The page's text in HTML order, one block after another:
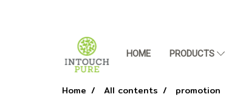
HOME PRODUCTS
Home All contents promotion